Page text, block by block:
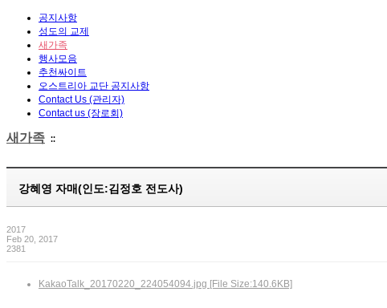
공지사항
성도의 교제
새가족
행사모음
추천싸이트
오스트리아 교단 공지사항
Contact Us (관리자)
Contact us (장로회)
새가족 ::
강혜영 자매(인도:김정호 전도사)
2017
Feb 20, 2017
2381
KakaoTalk_20170220_224054094.jpg [File Size:140.6KB]